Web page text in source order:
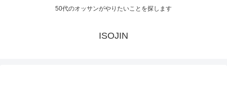
50代のオッサンがやりたいことを探します
ISOJIN